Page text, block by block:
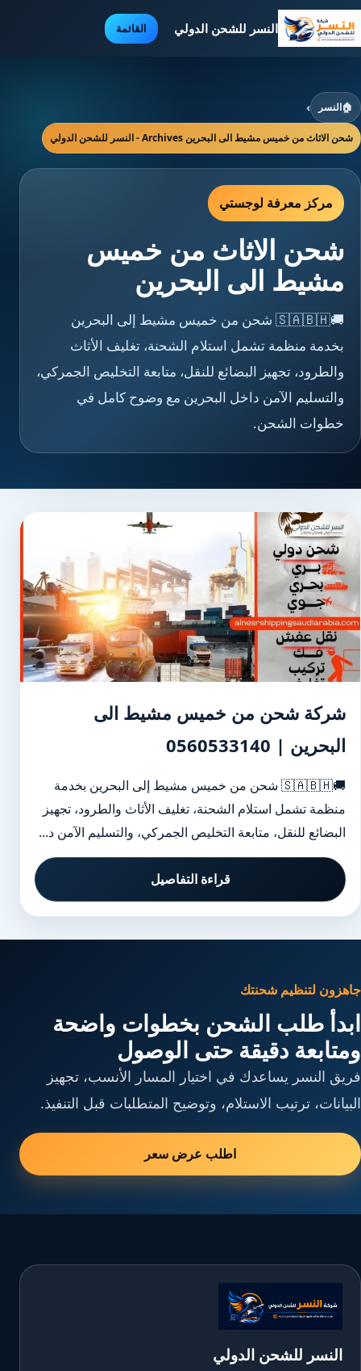
النسر للشحن الدولي القائمة
🏠النسر ›
شحن الاثاث من خميس مشيط الى البحرين Archives - النسر للشحن الدولي
مركز معرفة لوجستي
شحن الاثاث من خميس
مشيط الى البحرين
🚚🇸🇦🇧🇭 شحن من خميس مشيط إلى البحرين
بخدمة منظمة تشمل استلام الشحنة، تغليف الأثاث
والطرود، تجهيز البضائع للنقل، متابعة التخليص الجمركي،
والتسليم الآمن داخل البحرين مع وضوح كامل في
خطوات الشحن.
شركة شحن من خميس مشيط الى
البحرين | 0560533140
🚚🇸🇦🇧🇭 شحن من خميس مشيط إلى البحرين بخدمة
منظمة تشمل استلام الشحنة، تغليف الأثاث والطرود، تجهيز
البضائع للنقل، متابعة التخليص الجمركي، والتسليم الآمن د...
قراءة التفاصيل
جاهزون لتنظيم شحنتك
ابدأ طلب الشحن بخطوات واضحة
ومتابعة دقيقة حتى الوصول
فريق النسر يساعدك في اختيار المسار الأنسب، تجهيز
البيانات، ترتيب الاستلام، وتوضيح المتطلبات قبل التنفيذ.
اطلب عرض سعر
النسر للشحن الدولي